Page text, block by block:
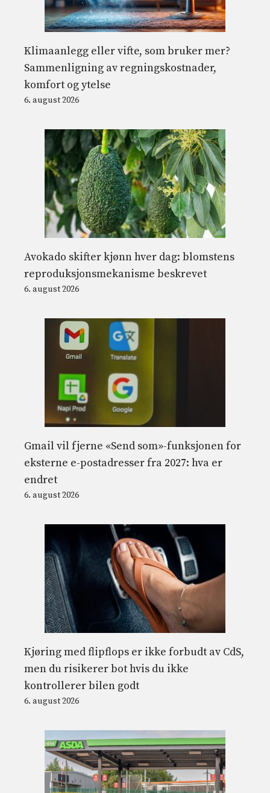
Klimaanlegg eller vifte, som bruker mer?
Sammenligning av regningskostnader,
komfort og ytelse
6. august 2026
Avokado skifter kjønn hver dag: blomstens
reproduksjonsmekanisme beskrevet
6. august 2026
Gmail vil fjerne «Send som»-funksjonen for
eksterne e-postadresser fra 2027: hva er
endret
6. august 2026
Kjøring med flipflops er ikke forbudt av CdS,
men du risikerer bot hvis du ikke
kontrollerer bilen godt
6. august 2026